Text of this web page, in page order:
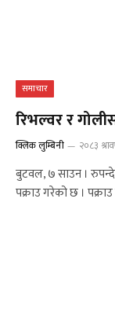
समाचार
रिभल्वर र
क्लिक लुम्बिनी २०८३
बुटवल, ७ साउन ।
पक्राउ गरेको छ ।